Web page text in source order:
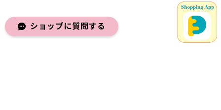
ショップに質問する